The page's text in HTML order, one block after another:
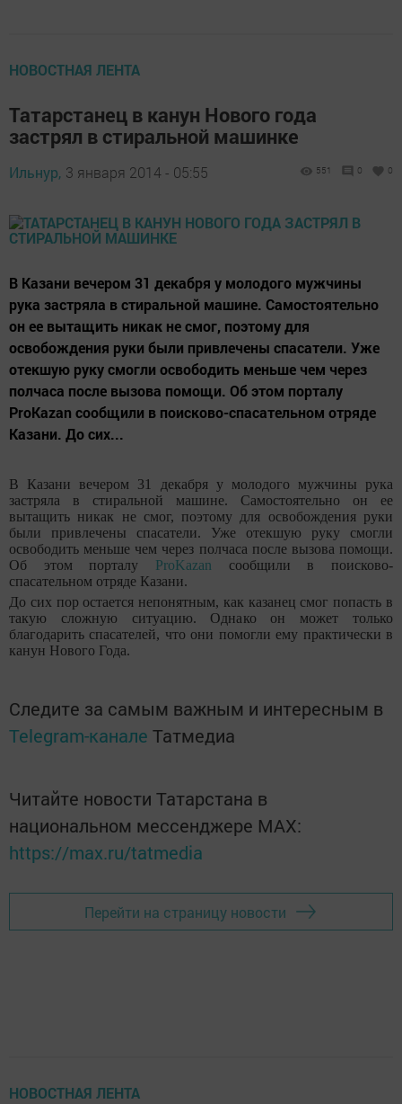
НОВОСТНАЯ ЛЕНТА
Татарстанец в канун Нового года
застрял в стиральной машинке
Ильнур, 3 января 2014 - 05:55 551 0 0
В Казани вечером 31 декабря у молодого мужчины
рука застряла в стиральной машине. Самостоятельно
он ее вытащить никак не смог, поэтому для
освобождения руки были привлечены спасатели. Уже
отекшую руку смогли освободить меньше чем через
полчаса после вызова помощи. Об этом порталу
ProKazan сообщили в поисково-спасательном отряде
Казани. До сих...
В Казани вечером 31 декабря у молодого мужчины рука
застряла в стиральной машине. Самостоятельно он ее
вытащить никак не смог, поэтому для освобождения руки
были привлечены спасатели. Уже отекшую руку смогли
освободить меньше чем через полчаса после вызова помощи.
Об этом порталу ProKazan сообщили в поисково-
спасательном отряде Казани.
До сих пор остается непонятным, как казанец смог попасть в
такую сложную ситуацию. Однако он может только
благодарить спасателей, что они помогли ему практически в
канун Нового Года.
Следите за самым важным и интересным в
Telegram-канале Татмедиа
Читайте новости Татарстана в
национальном мессенджере MАХ:
https://max.ru/tatmedia
Перейти на страницу новости
НОВОСТНАЯ ЛЕНТА